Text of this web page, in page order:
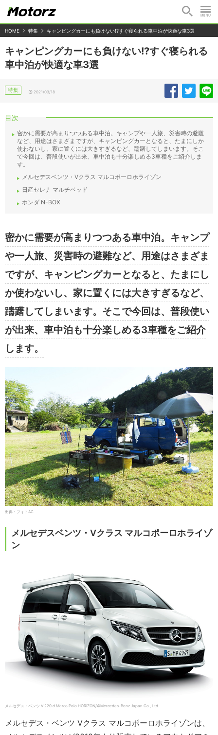
HOME 特集 キャンピングカーにも負けない!?すぐ寝られる車中泊が快適な車3選
キャンピングカーにも負けない!?すぐ寝られる
車中泊が快適な車3選
特集 2021/03/18
目次
密かに需要が高まりつつある車中泊。キャンプや一人旅、災害時の避難
など、用途はさまざまですが、キャンピングカーとなると、たまにしか
使わないし、家に置くには大きすぎるなど、躊躇してしまいます。そこ
で今回は、普段使いが出来、車中泊も十分楽しめる3車種をご紹介しま
す。
メルセデスベンツ・Vクラス マルコポーロホライゾン
日産セレナ マルチベッド
ホンダ N-BOX
密かに需要が高まりつつある車中泊。キャンプ
や一人旅、災害時の避難など、用途はさまざま
ですが、キャンピングカーとなると、たまにし
か使わないし、家に置くには大きすぎるなど、
躊躇してしまいます。そこで今回は、普段使い
が出来、車中泊も十分楽しめる3車種をご紹介
します。
出典：フォトAC
メルセデスベンツ・Vクラス マルコポーロホライゾ
ン
メルセデス・ベンツ V 220 d Marco Polo HORIZON/©Mercedes-Benz Japan Co., Ltd.
メルセデス・ベンツ Vクラス マルコポーロホライゾンは、